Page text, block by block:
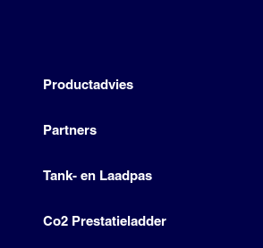
Productadvies
Partners
Tank- en Laadpas
Co2 Prestatieladder